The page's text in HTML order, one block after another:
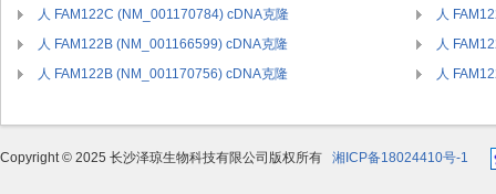
人 FAM122C (NM_001170784) cDNA克隆
人
人 FAM122B (NM_001166599) cDNA克隆
人
人 FAM122B (NM_001170756) cDNA克隆
人
Copyright © 2025 长沙泽琼生物科技有限公司版权所有 湘ICP备18024410号-1